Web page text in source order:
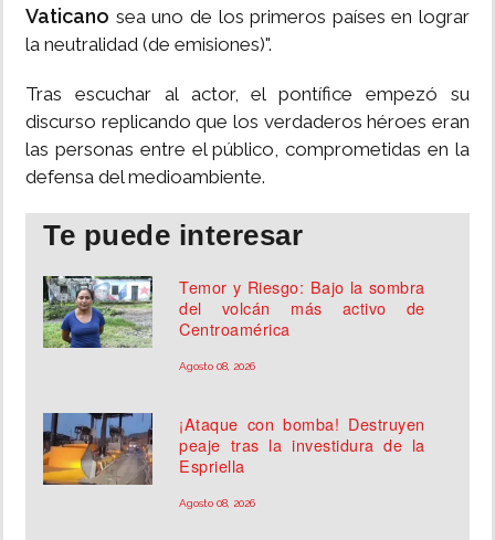
Vaticano sea uno de los primeros países en lograr
la neutralidad (de emisiones)".
Tras escuchar al actor, el pontífice empezó su
discurso replicando que los verdaderos héroes eran
las personas entre el público, comprometidas en la
defensa del medioambiente.
Te puede interesar
Temor y Riesgo: Bajo la sombra
del volcán más activo de
Centroamérica
Agosto 08, 2026
¡Ataque con bomba! Destruyen
peaje tras la investidura de la
Espriella
Agosto 08, 2026